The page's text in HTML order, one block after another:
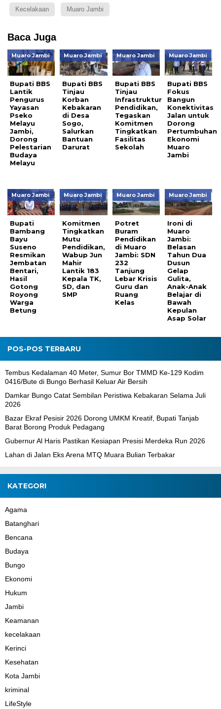
Kecelakaan Muaro Jambi
Baca Juga
Muaro Jambi
Bupati BBS
Lantik
Pengurus
Yayasan
Pseko
Melayu
Jambi,
Dorong
Pelestarian
Budaya
Melayu
Muaro Jambi
Bupati BBS
Tinjau
Korban
Kebakaran
di Desa
Sogo,
Salurkan
Bantuan
Darurat
Muaro Jambi
Bupati BBS
Tinjau
Infrastruktur
Pendidikan,
Tegaskan
Komitmen
Tingkatkan
Fasilitas
Sekolah
Muaro Jambi
Bupati BBS
Fokus
Bangun
Konektivitas
Jalan untuk
Dorong
Pertumbuhan
Ekonomi
Muaro
Jambi
Muaro Jambi
Bupati
Bambang
Bayu
Suseno
Resmikan
Jembatan
Bentari,
Hasil
Gotong
Royong
Warga
Betung
Muaro Jambi
Komitmen
Tingkatkan
Mutu
Pendidikan,
Wabup Jun
Mahir
Lantik 183
Kepala TK,
SD, dan
SMP
Muaro Jambi
Potret
Buram
Pendidikan
di Muaro
Jambi: SDN
232
Tanjung
Lebar Krisis
Guru dan
Ruang
Kelas
Muaro Jambi
Ironi di
Muaro
Jambi:
Belasan
Tahun Dua
Dusun
Gelap
Gulita,
Anak-Anak
Belajar di
Bawah
Kepulan
Asap Solar
POS-POS TERBARU
Tembus Kedalaman 40 Meter, Sumur Bor TMMD Ke-129 Kodim
0416/Bute di Bungo Berhasil Keluar Air Bersih
Damkar Bungo Catat Sembilan Peristiwa Kebakaran Selama Juli
2026
Bazar Ekraf Pesisir 2026 Dorong UMKM Kreatif, Bupati Tanjab
Barat Borong Produk Pedagang
Gubernur Al Haris Pastikan Kesiapan Presisi Merdeka Run 2026
Lahan di Jalan Eks Arena MTQ Muara Bulian Terbakar
KATEGORI
Agama
Batanghari
Bencana
Budaya
Bungo
Ekonomi
Hukum
Jambi
Keamanan
kecelakaan
Kerinci
Kesehatan
Kota Jambi
kriminal
LifeStyle